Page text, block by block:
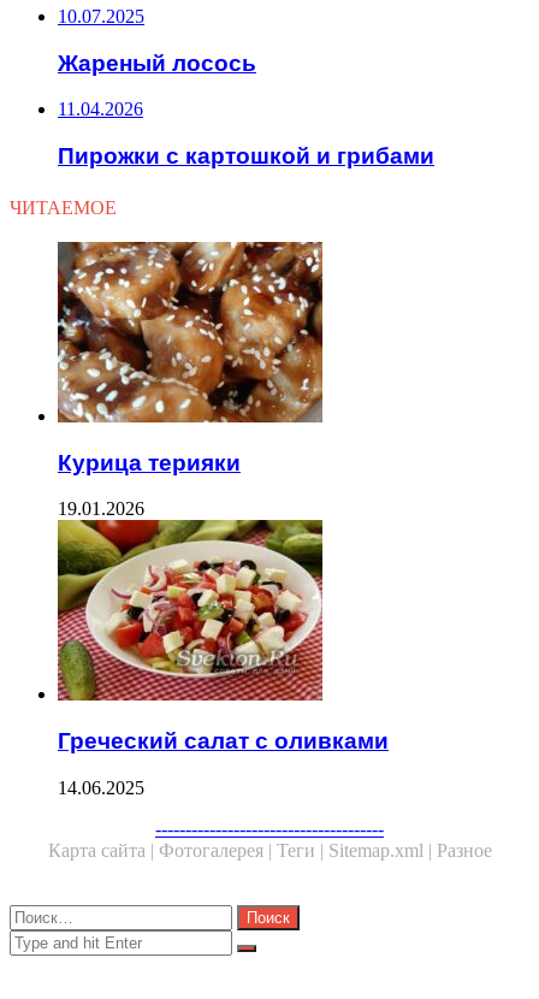
10.07.2025
Жареный лосось
11.04.2026
Пирожки с картошкой и грибами
ЧИТАЕМОЕ
Курица терияки
19.01.2026
Греческий салат с оливками
14.06.2025
--------------------------------------
Карта сайта | Фотогалерея | Теги | Sitemap.xml | Разное
Close
Найти:
Close
Search